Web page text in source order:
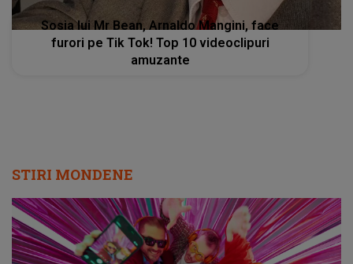
Sosia lui Mr Bean, Arnaldo Mangini, face
furori pe Tik Tok! Top 10 videoclipuri
amuzante
STIRI MONDENE